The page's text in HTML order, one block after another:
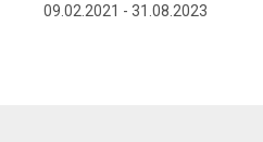
09.02.2021 - 31.08.2023